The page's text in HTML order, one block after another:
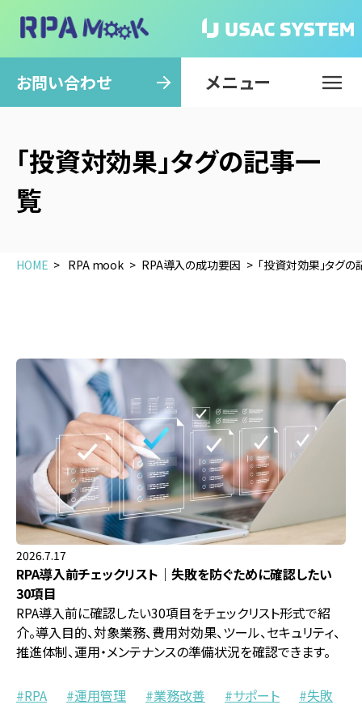
お問い合わせ メニュー
閉じる
「投資対効果」タグの記事一
覧
HOME RPA mook RPA導入の成功要因 「投資対効果」タグ
2026.7.17
RPA導入前チェックリスト｜失敗を防ぐために確認したい
30項目
RPA導入前に確認したい30項目をチェックリスト形式で紹
介。導入目的、対象業務、費用対効果、ツール、セキュリティ、
推進体制、運用・メンテナンスの準備状況を確認できます。
RPA 運用管理 業務改善 サポート
失敗